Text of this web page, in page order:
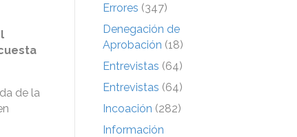
de la
Errores (347)
Denegación de
Aprobación (18)
Entrevistas (64)
Entrevistas (64)
Incoación (282)
Información